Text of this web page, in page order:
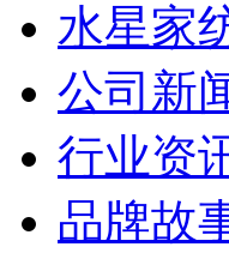
水星家
公司新
行业资
品牌故